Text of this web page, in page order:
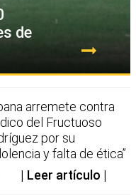
de
arremete contra
del Fructuoso
por su
y falta de ética”
Leer artículo